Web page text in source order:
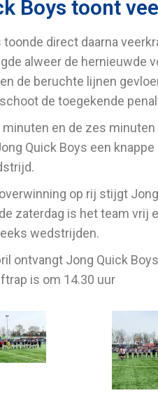
Boys toont
toonde direct daarna
alweer de hernieuwde
de beruchte lijnen
de toegekende
minuten en de zes
Quick Boys een
op rij stijgt
zaterdag is het team vrij
wedstrijden.
ontvangt Jong Quick
is om 14.30 uur